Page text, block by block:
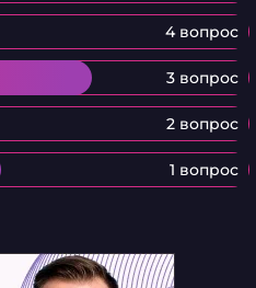
4 вопрос
3 вопрос
2 вопрос
1 вопрос